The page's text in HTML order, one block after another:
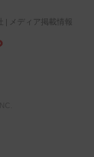
メディア掲載情報